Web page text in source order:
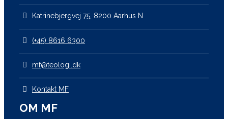
Katrinebjergvej 75, 8200 Aarhus N
(+45) 8616 6300
mf@teologi.dk
Kontakt MF
OM MF